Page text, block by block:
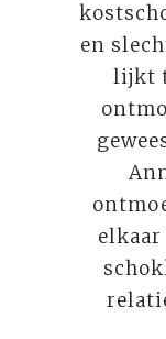
en
lijkt